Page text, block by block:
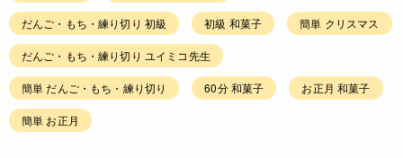
だんご・もち・練り切り 初級 初級 和菓子 簡単 クリスマス
だんご・もち・練り切り ユイミコ先生
簡単 だんご・もち・練り切り 60分 和菓子 お正月 和菓子
簡単 お正月